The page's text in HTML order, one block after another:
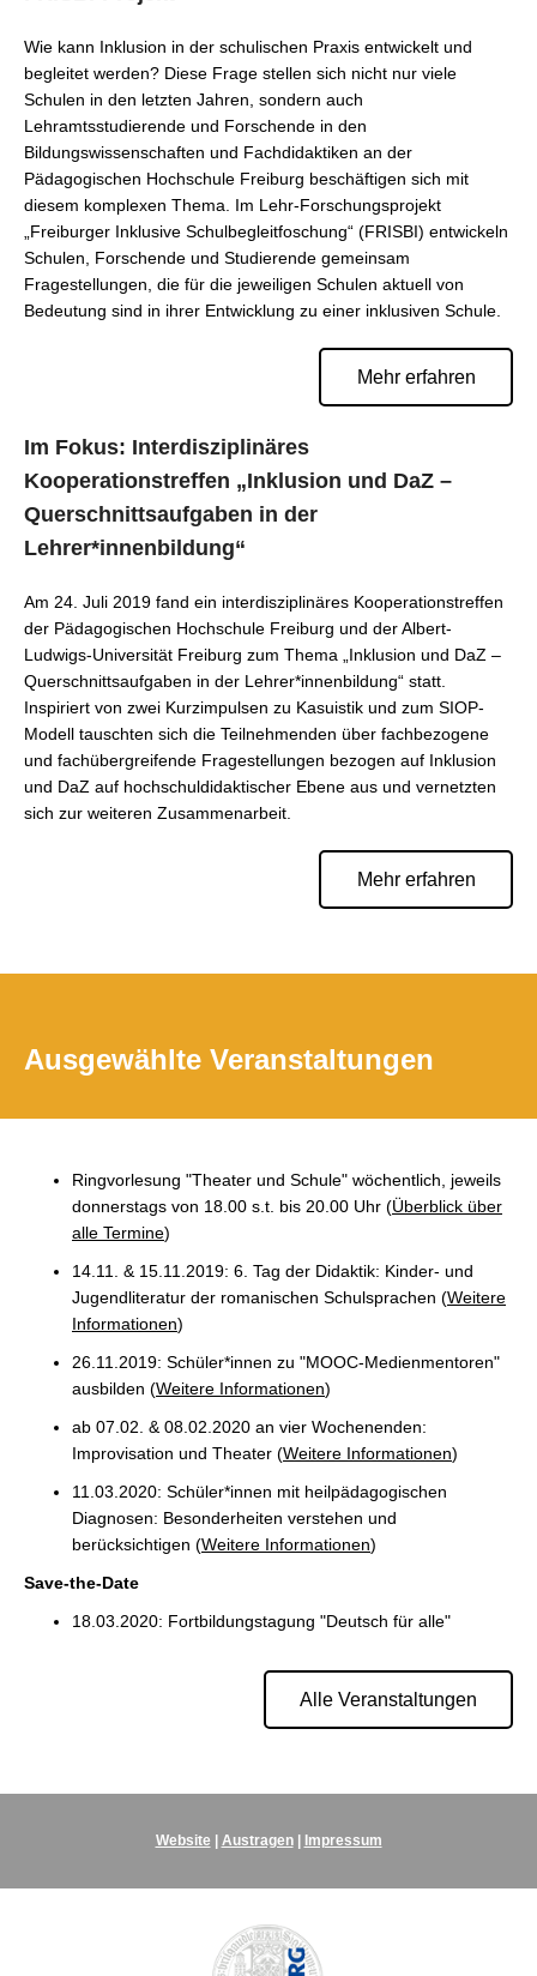
Wie kann Inklusion in der schulischen Praxis entwickelt und
begleitet werden? Diese Frage stellen sich nicht nur viele
Schulen in den letzten Jahren, sondern auch
Lehramtsstudierende und Forschende in den
Bildungswissenschaften und Fachdidaktiken an der
Pädagogischen Hochschule Freiburg beschäftigen sich mit
diesem komplexen Thema. Im Lehr-Forschungsprojekt
„Freiburger Inklusive Schulbegleitfoschung“ (FRISBI) entwickeln
Schulen, Forschende und Studierende gemeinsam
Fragestellungen, die für die jeweiligen Schulen aktuell von
Bedeutung sind in ihrer Entwicklung zu einer inklusiven Schule.
Mehr erfahren
Im Fokus: Interdisziplinäres
Kooperationstreffen „Inklusion und DaZ –
Querschnittsaufgaben in der
Lehrer*innenbildung“
Am 24. Juli 2019 fand ein interdisziplinäres Kooperationstreffen
der Pädagogischen Hochschule Freiburg und der Albert-
Ludwigs-Universität Freiburg zum Thema „Inklusion und DaZ –
Querschnittsaufgaben in der Lehrer*innenbildung“ statt.
Inspiriert von zwei Kurzimpulsen zu Kasuistik und zum SIOP-
Modell tauschten sich die Teilnehmenden über fachbezogene
und fachübergreifende Fragestellungen bezogen auf Inklusion
und DaZ auf hochschuldidaktischer Ebene aus und vernetzten
sich zur weiteren Zusammenarbeit.
Mehr erfahren
Ausgewählte Veranstaltungen
Ringvorlesung "Theater und Schule" wöchentlich, jeweils
donnerstags von 18.00 s.t. bis 20.00 Uhr (Überblick über
alle Termine)
14.11. & 15.11.2019: 6. Tag der Didaktik: Kinder- und
Jugendliteratur der romanischen Schulsprachen (Weitere
Informationen)
26.11.2019: Schüler*innen zu "MOOC-Medienmentoren"
ausbilden (Weitere Informationen)
ab 07.02. & 08.02.2020 an vier Wochenenden:
Improvisation und Theater (Weitere Informationen)
11.03.2020: Schüler*innen mit heilpädagogischen
Diagnosen: Besonderheiten verstehen und
berücksichtigen (Weitere Informationen)
Save-the-Date
18.03.2020: Fortbildungstagung "Deutsch für alle"
Alle Veranstaltungen
Website Austragen| Impressum